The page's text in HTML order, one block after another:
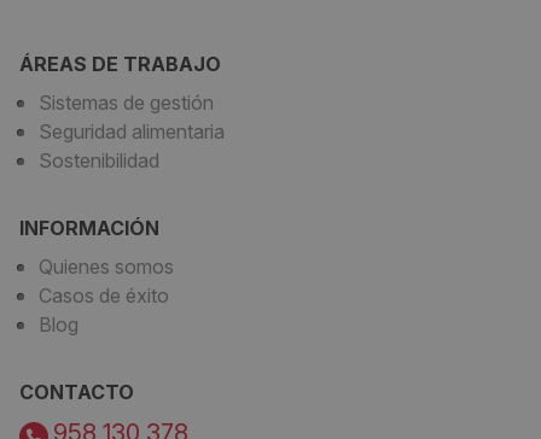
ÁREAS DE TRABAJO
Sistemas de gestión
Seguridad alimentaria
Sostenibilidad
INFORMACIÓN
Quienes somos
Casos de éxito
Blog
CONTACTO
958 130 378